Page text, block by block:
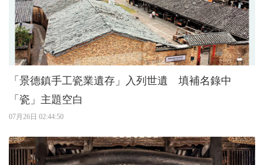
「景德鎮手工瓷業遺存」入列世遺 填補名錄中
「瓷」主題空白
07月26日 02:44:50